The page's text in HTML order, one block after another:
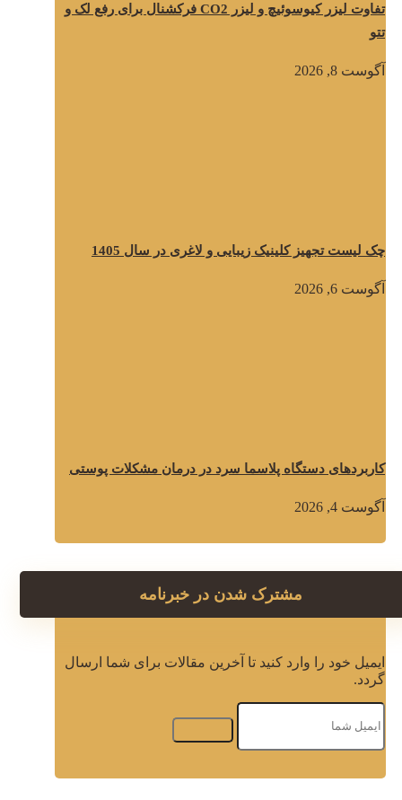
تفاوت لیزر کیوسوئیچ و لیزر CO2 فرکشنال برای رفع لک و
تتو
آگوست 8, 2026
چک لیست تجهیز کلینیک زیبایی و لاغری در سال 1405
آگوست 6, 2026
کاربردهای دستگاه پلاسما سرد در درمان مشکلات پوستی
آگوست 4, 2026
مشترک شدن در خبرنامه
ایمیل خود را وارد کنید تا آخرین مقالات برای شما ارسال
گردد.